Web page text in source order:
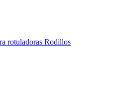
rotuladoras Rodillos